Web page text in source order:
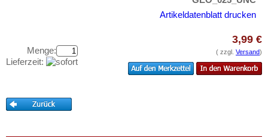
Jemen, Arabische Rep.
Jemen, Demokratische Rep.
Kambodscha
Kataloge
Aufbewahrung
Ihre Bewertungen
Artikeldatenblatt drucken
Menge:
Lieferzeit:
3,99 €
( zzgl. Versand)